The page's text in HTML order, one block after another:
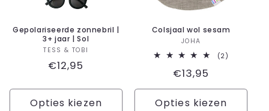
Gepolariseerde zonnebril |
3+ jaar | Sol
Verkoper:
TESS & TOBI
Normale
€12,95
Opties kiezen
Colsjaal wol sesam
Verkoper:
JOHA
(2)
Normale
prijs
€13,95
Opties kiezen